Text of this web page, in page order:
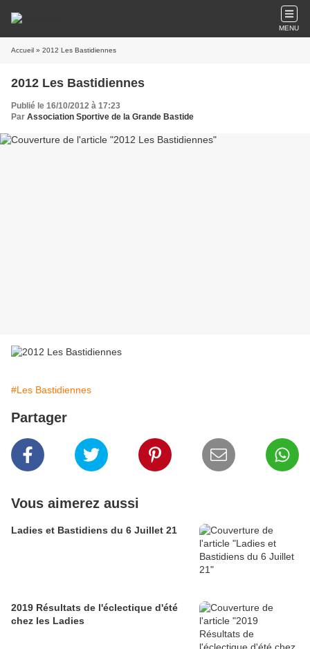
MENU
Accueil » 2012 Les Bastidiennes
2012 Les Bastidiennes
Publié le 16/10/2012 à 17:23
Par Association Sportive de la Grande Bastide
#Les Bastidiennes
Partager
Vous aimerez aussi
Ladies et Bastidiens du 6 Juillet 21
2019 Résultats de l'éclectique d'été
chez les Ladies